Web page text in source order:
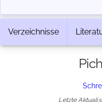
Verzeichnisse
Letzte